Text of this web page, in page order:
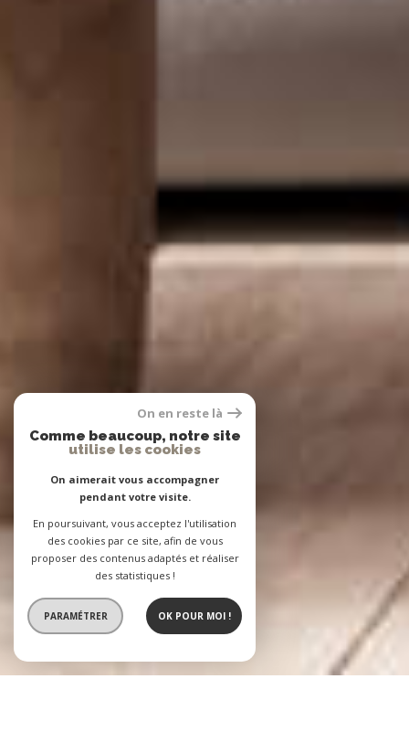
On en reste là
Comme beaucoup, notre site
utilise les cookies
On aimerait vous accompagner
pendant votre visite.
En poursuivant, vous acceptez l'utilisation
des cookies par ce site, afin de vous
proposer des contenus adaptés et réaliser
des statistiques !
PARAMÉTRER OK POUR MOI !